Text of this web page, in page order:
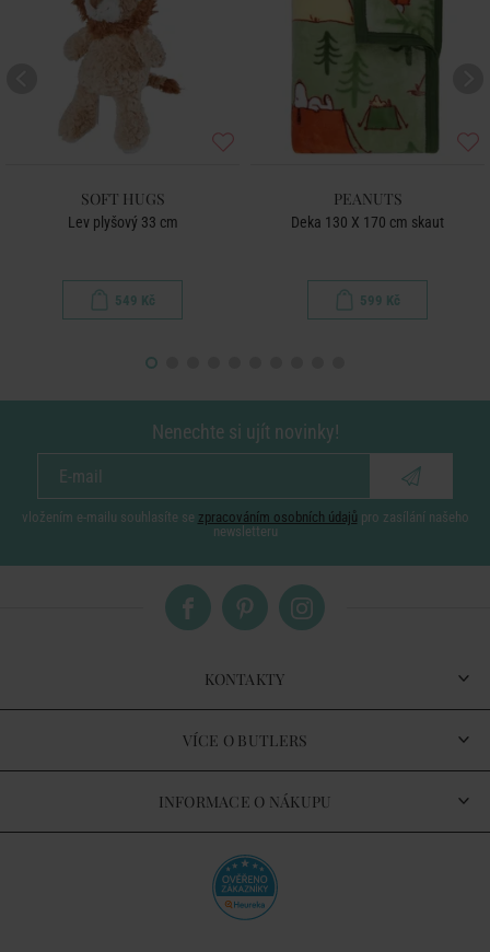
SOFT HUGS
Lev plyšový 33 cm
549 Kč
PEANUTS
Deka 130 X 170 cm skaut
599 Kč
Nenechte si ujít novinky!
vložením e-mailu souhlasíte se zpracováním osobních údajů pro zasílání našeho
newsletteru
KONTAKTY
VÍCE O BUTLERS
INFORMACE O NÁKUPU